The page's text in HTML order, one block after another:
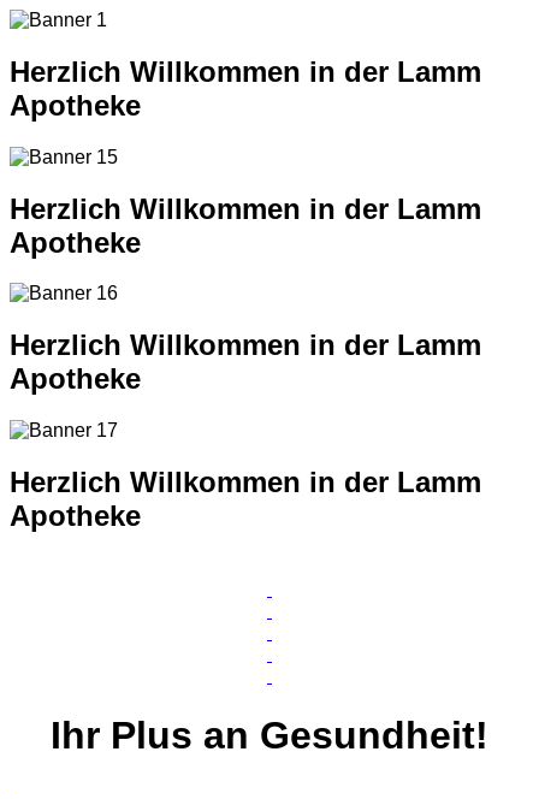
Herzlich Willkommen in der Lamm
Apotheke
Herzlich Willkommen in der Lamm
Apotheke
Herzlich Willkommen in der Lamm
Apotheke
Herzlich Willkommen in der Lamm
Apotheke
Ihr Plus an Gesundheit!